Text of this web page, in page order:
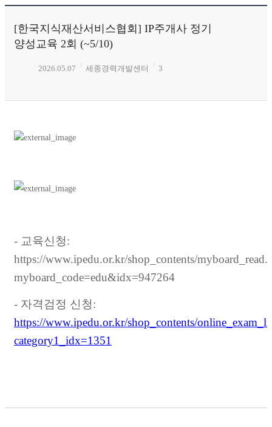
[한국지식재산서비스협회] IP주개사 정기
양성교육 2회 (~5/10)
2026.05.07 세종경력개발센터 3
- 교육신청:
https://www.ipedu.or.kr/shop_contents/
myboard_code=edu&idx=947264
- 자격검정 신청:
https://www.ipedu.or.kr/shop_contents/
category1_idx=1351